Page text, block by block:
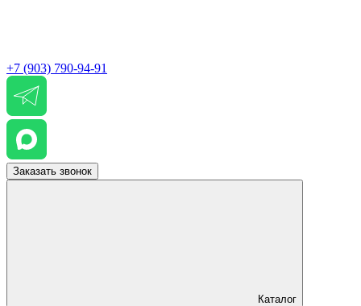
+7 (903) 790-94-91
Заказать звонок
Каталог